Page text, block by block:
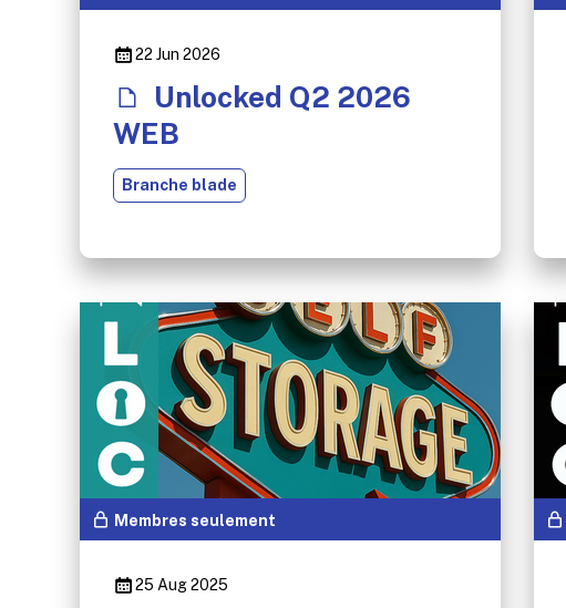
22 Jun 2026
Unlocked Q2 2026
WEB
Branche blade
Membres seulement
25 Aug 2025